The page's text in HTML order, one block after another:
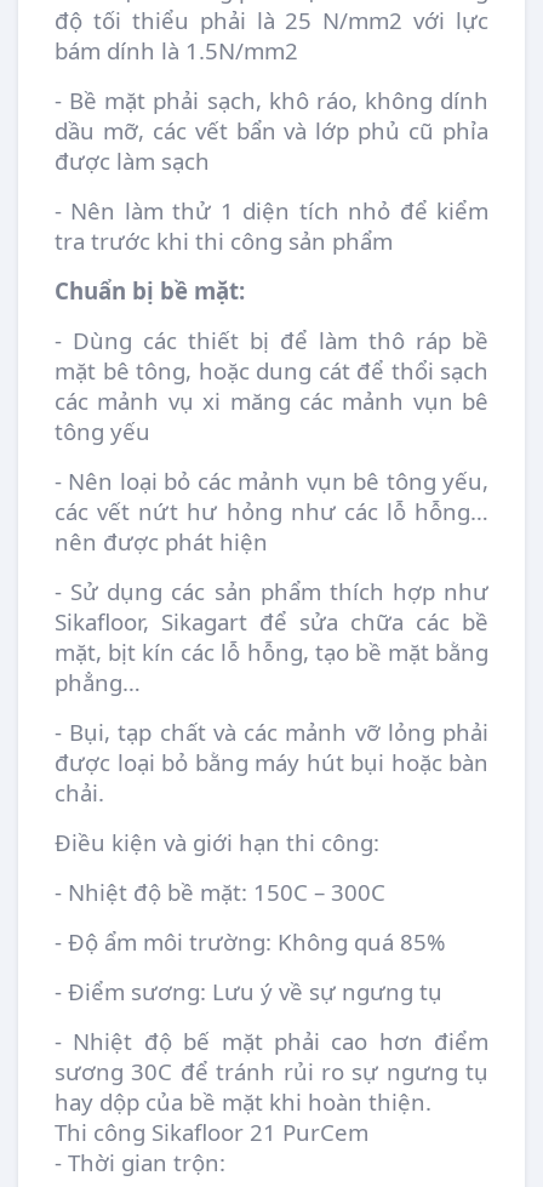
độ tối thiểu phải là 25 N/mm2 với lực
bám dính là 1.5N/mm2
- Bề mặt phải sạch, khô ráo, không dính
dầu mỡ, các vết bẩn và lớp phủ cũ phỉa
được làm sạch
- Nên làm thử 1 diện tích nhỏ để kiểm
tra trước khi thi công sản phẩm
Chuẩn bị bề mặt:
- Dùng các thiết bị để làm thô ráp bề
mặt bê tông, hoặc dung cát để thổi sạch
các mảnh vụ xi măng các mảnh vụn bê
tông yếu
- Nên loại bỏ các mảnh vụn bê tông yếu,
các vết nứt hư hỏng như các lỗ hỗng…
nên được phát hiện
- Sử dụng các sản phẩm thích hợp như
Sikafloor, Sikagart để sửa chữa các bề
mặt, bịt kín các lỗ hỗng, tạo bề mặt bằng
phẳng…
- Bụi, tạp chất và các mảnh vỡ lỏng phải
được loại bỏ bằng máy hút bụi hoặc bàn
chải.
Điều kiện và giới hạn thi công:
- Nhiệt độ bề mặt: 15­­­0C – 300C
- Độ ẩm môi trường: Không quá 85%
- Điểm sương: Lưu ý về sự ngưng tụ
- Nhiệt độ bế mặt phải cao hơn điểm
sương 30C để tránh rủi ro sự ngưng tụ
hay dộp của bề mặt khi hoàn thiện.
Thi công Sikafloor 21 PurCem
- Thời gian trộn: